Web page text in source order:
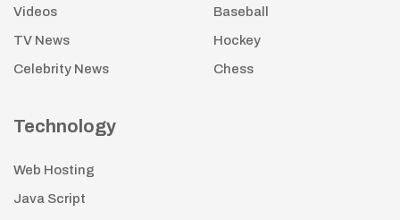
Videos
TV News
Celebrity News
Baseball
Hockey
Chess
Technology
Web Hosting
Java Script